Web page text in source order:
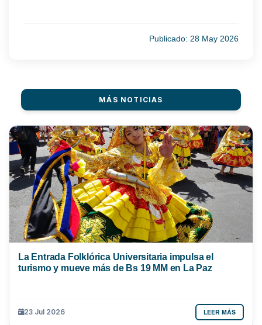
Publicado: 28 May 2026
MÁS NOTICIAS
La Entrada Folklórica Universitaria impulsa el
turismo y mueve más de Bs 19 MM en La Paz
23 Jul 2026 LEER MÁS